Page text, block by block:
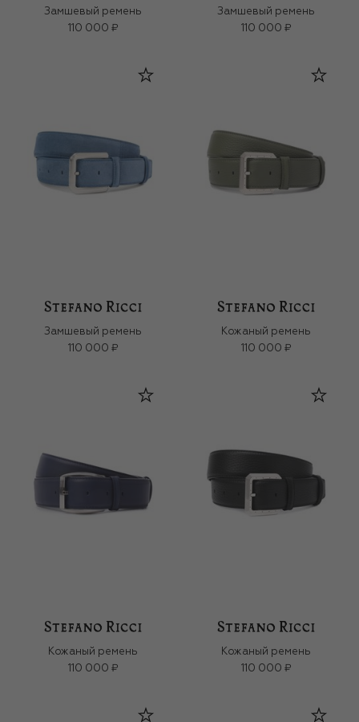
Замшевый ремень
110 000 ₽
Замшевый ремень
110 000 ₽
Замшевый ремень
110 000 ₽
Кожаный ремень
110 000 ₽
Кожаный ремень
110 000 ₽
Кожаный ремень
110 000 ₽